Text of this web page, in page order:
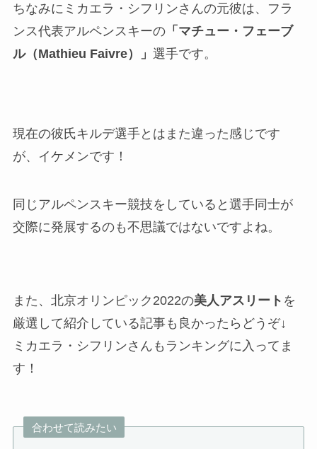
ちなみにミカエラ・シフリンさんの元彼は、フラ
ンス代表アルペンスキーの「マチュー・フェーブ
ル（Mathieu Faivre）」 選手です。
現在の彼氏キルデ選手とはまた違った感じです
が、イケメンです！
同じアルペンスキー競技をしていると選手同士が
交際に発展するのも不思議ではないですよね。
また、北京オリンピック2022の美人アスリート を
厳選して紹介している記事も良かったらどうぞ↓
ミカエラ・シフリンさんもランキングに入ってま
す！
合わせて読みたい